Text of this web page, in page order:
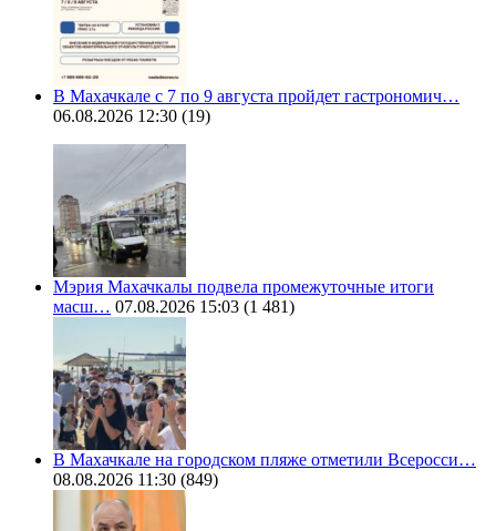
В Махачкале с 7 по 9 августа пройдет гастрономич…
06.08.2026 12:30 (19)
Мэрия Махачкалы подвела промежуточные итоги
масш… 07.08.2026 15:03 (1 481)
В Махачкале на городском пляже отметили Всеросси…
08.08.2026 11:30 (849)